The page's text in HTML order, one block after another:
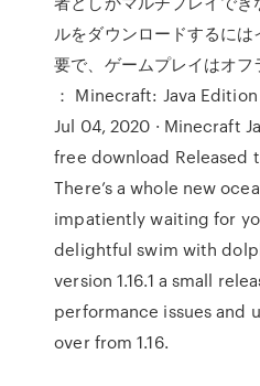
ルをダウンロードするに
要で、ゲームプレイはオ
： Minecraft: Java
Jul 04, 2020 · Minecraft
free download Released
There’s a whole new
impatiently waiting for
delightful swim with
version 1.16.1 a small
performance issues and
over from 1.16.